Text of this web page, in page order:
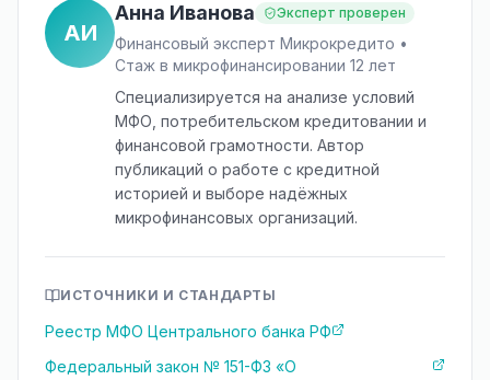
АИ
Анна Иванова Эксперт проверен
Финансовый эксперт Микрокредито •
Стаж в микрофинансировании 12 лет
Специализируется на анализе условий
МФО, потребительском кредитовании и
финансовой грамотности. Автор
публикаций о работе с кредитной
историей и выборе надёжных
микрофинансовых организаций.
ИСТОЧНИКИ И СТАНДАРТЫ
Реестр МФО Центрального банка РФ
Федеральный закон № 151-ФЗ «О